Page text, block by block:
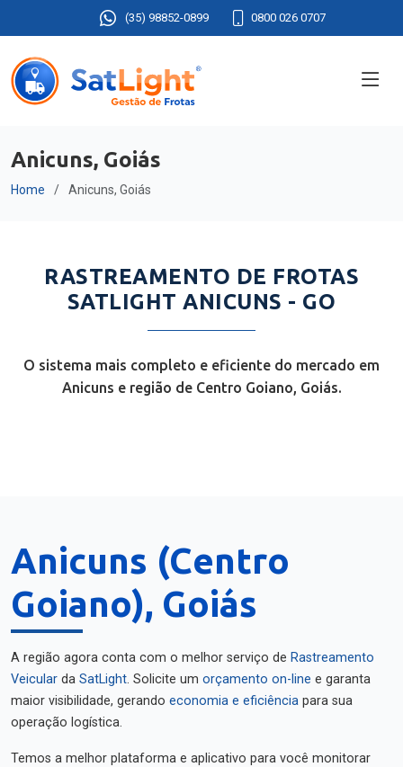
(35) 98852-0899 0800 026 0707
Anicuns, Goiás
Home Anicuns, Goiás
RASTREAMENTO DE FROTAS
SATLIGHT ANICUNS - GO
O sistema mais completo e eficiente do mercado em
Anicuns e região de Centro Goiano, Goiás.
Anicuns (Centro
Goiano), Goiás
A região agora conta com o melhor serviço de Rastreamento
Veicular da SatLight. Solicite um orçamento on-line e garanta
maior visibilidade, gerando economia e eficiência para sua
operação logística.
Temos a melhor plataforma e aplicativo para você monitorar